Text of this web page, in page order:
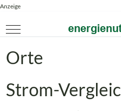
Anzeige
Mobile Menu Toggle
Orte
Strom-